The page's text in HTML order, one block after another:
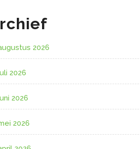
2026
2026
2026
2026